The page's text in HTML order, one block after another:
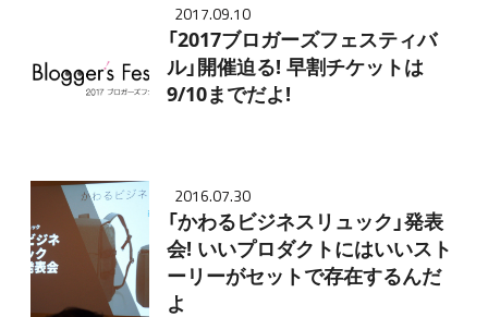
2017.09.10
「2017ブロガーズフェスティバ
ル」開催迫る! 早割チケットは
9/10までだよ!
2016.07.30
「かわるビジネスリュック」発表
会! いいプロダクトにはいいスト
ーリーがセットで存在するんだ
よ